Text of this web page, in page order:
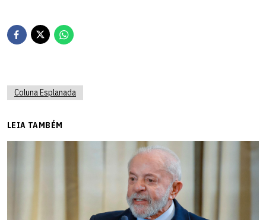
Coluna Esplanada
LEIA TAMBÉM